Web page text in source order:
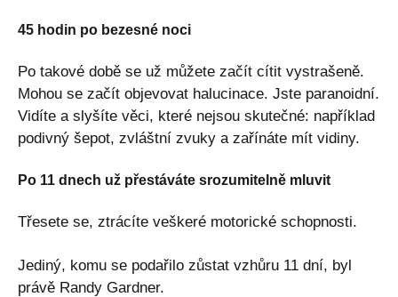
45 hodin po bezesné noci
Po takové době se už můžete začít cítit vystrašeně.
Mohou se začít objevovat halucinace. Jste paranoidní.
Vidíte a slyšíte věci, které nejsou skutečné: například
podivný šepot, zvláštní zvuky a zařínáte mít vidiny.
Po 11 dnech už přestáváte srozumitelně mluvit
Třesete se, ztrácíte veškeré motorické schopnosti.
Jediný, komu se podařilo zůstat vzhůru 11 dní, byl
právě Randy Gardner.